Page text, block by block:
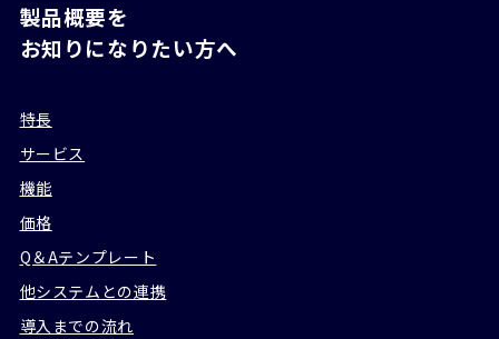
製品概要を
お知りになりたい方へ
特長
サービス
機能
価格
Q＆Aテンプレート
他システムとの連携
導入までの流れ